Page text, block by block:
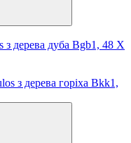
дерева дуба Bgb1, 48 Х